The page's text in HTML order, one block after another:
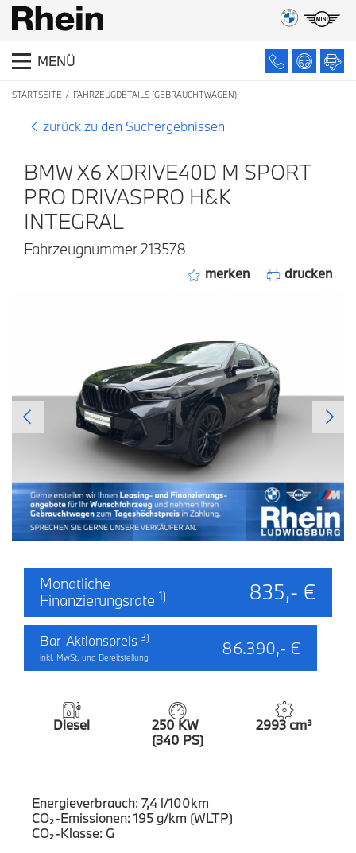
MENÜ
STARTSEITE FAHRZEUGDETAILS (GEBRAUCHTWAGEN)
zurück zu den Suchergebnissen
BMW X6 XDRIVE40D M SPORT
PRO DRIVASPRO H&K
INTEGRAL
Fahrzeugnummer 213578
merken drucken
Monatliche
Finanzierungsrate 1) 835,- €
Bar-Aktionspreis 3)
inkl. MwSt. und Bereitstellung 86.390,- €
Diesel
250 KW
(340 PS)
2993 cm³
Energieverbrauch: 7,4 l/100km
CO₂-Emissionen: 195 g/km (WLTP)
CO₂-Klasse: G